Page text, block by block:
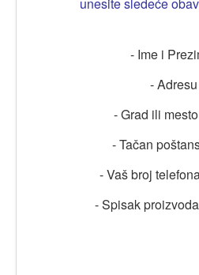
- Ime i
-
- Grad ili
- Tačan
- Vaš broj
- Spisak